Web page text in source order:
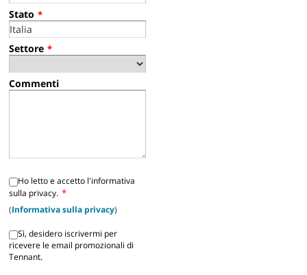
Stato *
Settore *
Commenti
Ho letto e accetto l'informativa
sulla privacy. *
(Informativa sulla privacy)
Sì, desidero iscrivermi per
ricevere le email promozionali di
Tennant.